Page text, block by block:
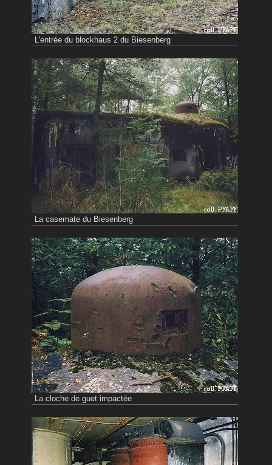
L'entrée du blockhaus 2 du Biesenberg
La casemate du Biesenberg
La cloche de guet impactée